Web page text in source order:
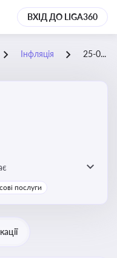
ВХІД ДО LIGA360
Інфляція 25-08-2025
послуги